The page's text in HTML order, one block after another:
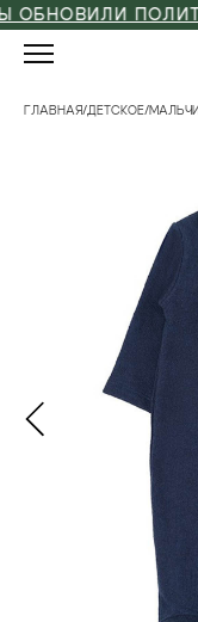
ГЛАВНАЯ/ДЕТСКОЕ/